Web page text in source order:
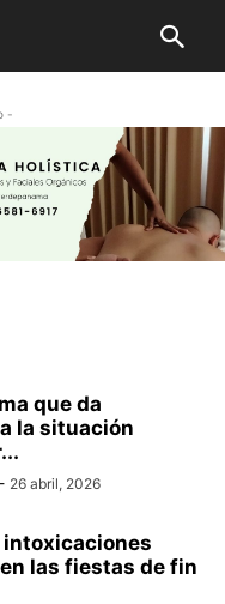
-
que da
la situación
- 26 abril, 2026
intoxicaciones
las fiestas de fin